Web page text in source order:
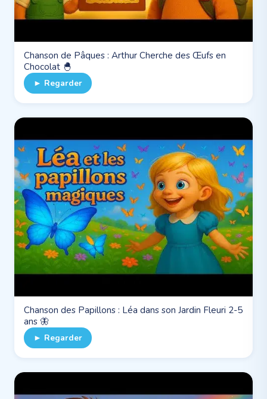
Chanson de Pâques : Arthur Cherche des Œufs en
Chocolat 🐣
► Regarder
Chanson des Papillons : Léa dans son Jardin Fleuri 2-5
ans 🦋
► Regarder